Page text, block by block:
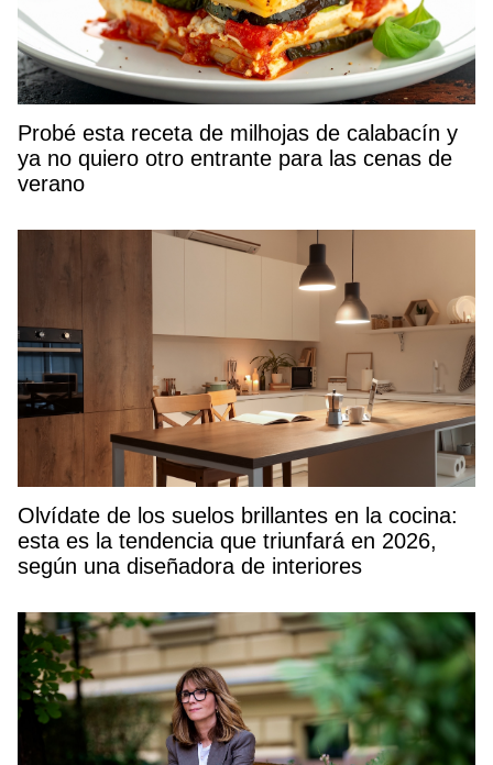
Probé esta receta de milhojas de calabacín y
ya no quiero otro entrante para las cenas de
verano
Olvídate de los suelos brillantes en la cocina:
esta es la tendencia que triunfará en 2026,
según una diseñadora de interiores